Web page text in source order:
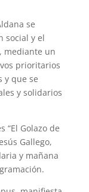
se
social y el
mediante un
prioritarios
y que se
y solidarios
“El Golazo de
Gallego,
y mañana